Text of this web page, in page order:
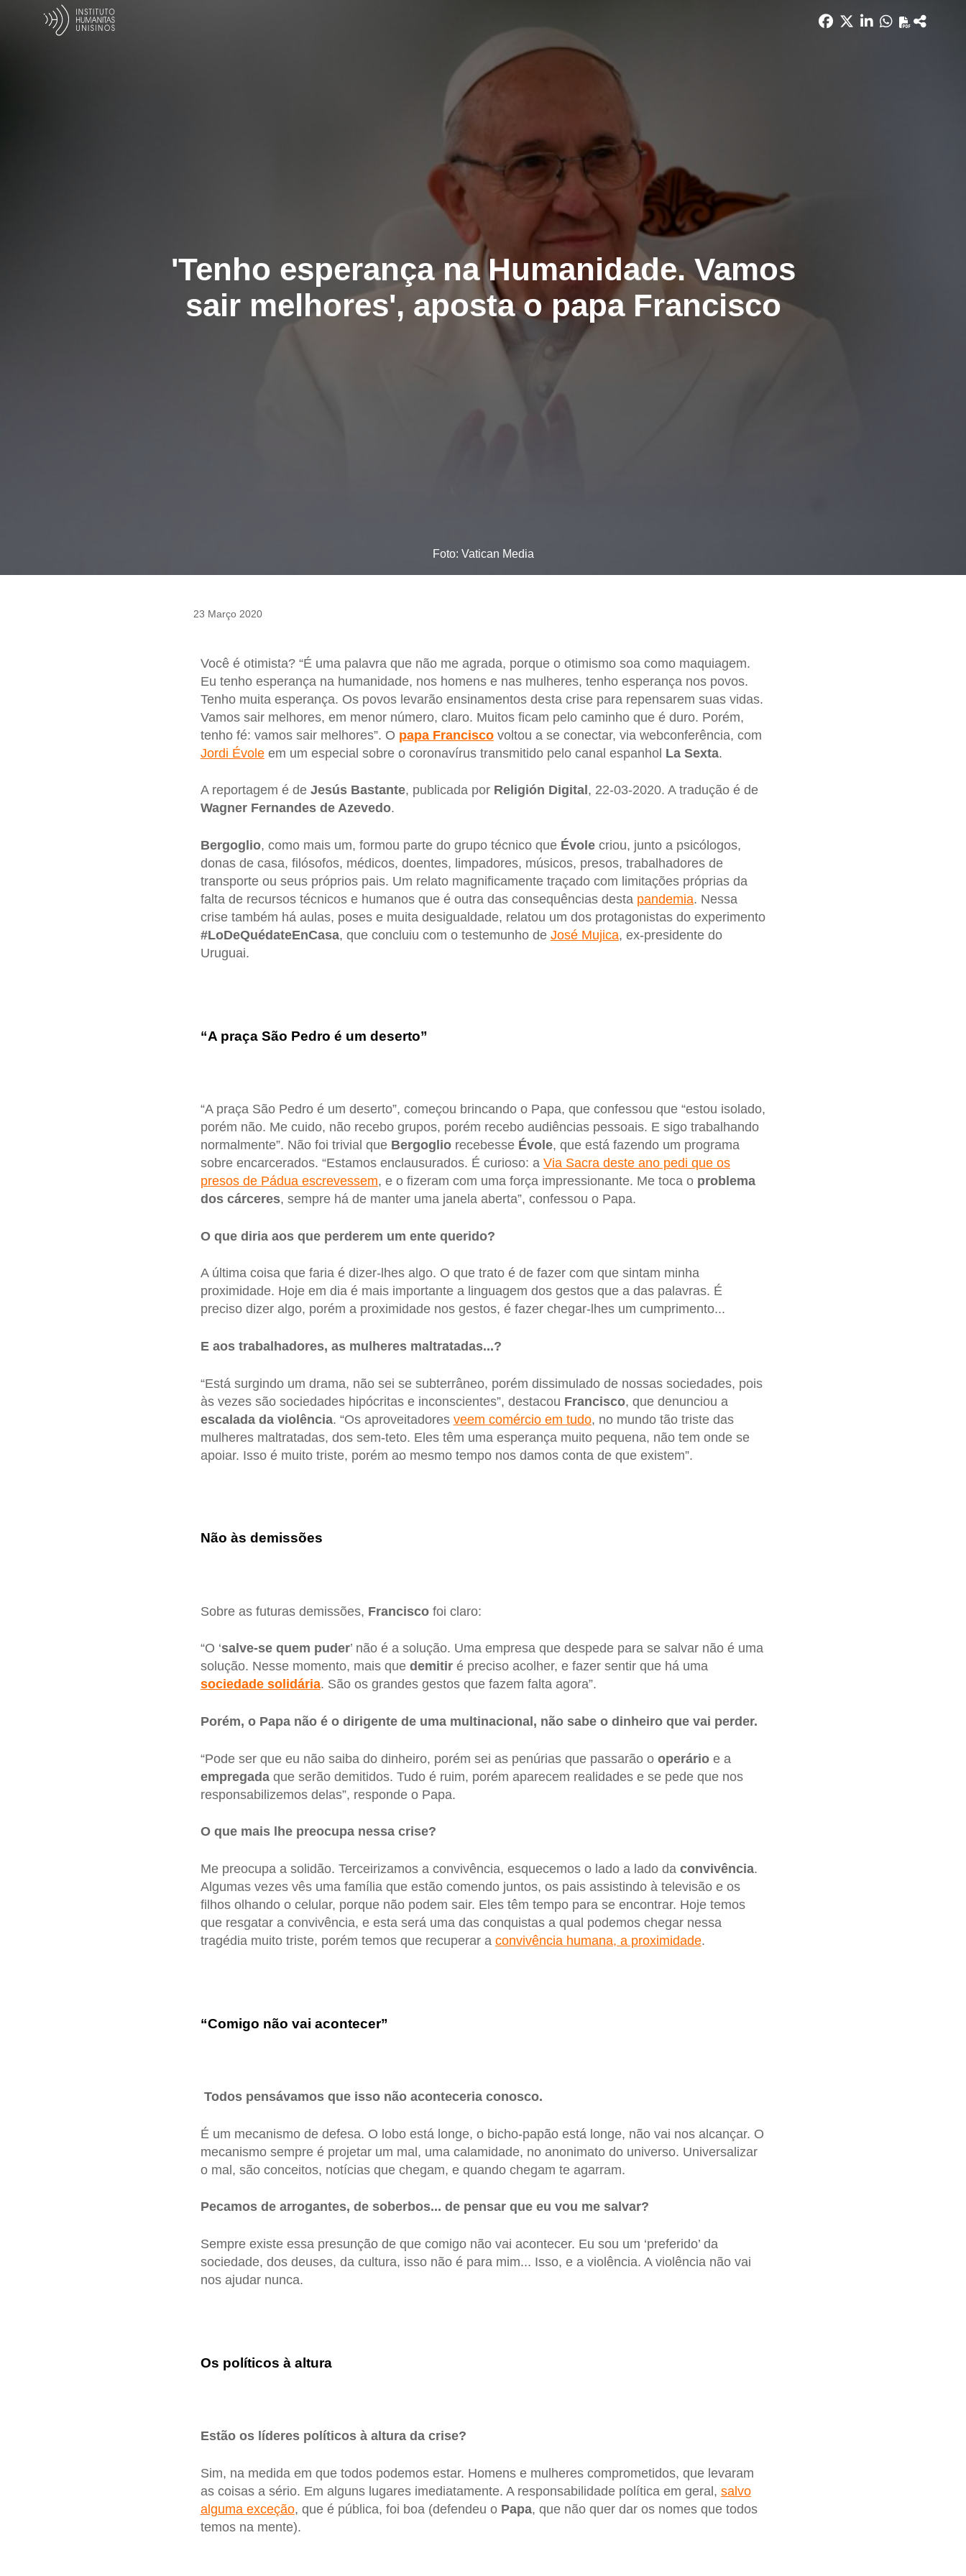
'Tenho esperança na Humanidade. Vamos
sair melhores', aposta o papa Francisco
Foto: Vatican Media
23 Março 2020
Você é otimista? “É uma palavra que não me agrada, porque o otimismo soa como maquiagem.
Eu tenho esperança na humanidade, nos homens e nas mulheres, tenho esperança nos povos.
Tenho muita esperança. Os povos levarão ensinamentos desta crise para repensarem suas vidas.
Vamos sair melhores, em menor número, claro. Muitos ficam pelo caminho que é duro. Porém,
tenho fé: vamos sair melhores”. O papa Franciscovoltou a se conectar, via webconferência, com
Jordi Évoleem um especial sobre o coronavírus transmitido pelo canal espanhol La Sexta.
A reportagem é de Jesús Bastante, publicada por Religión Digital , 22-03-2020. A tradução é de
Wagner Fernandes de Azevedo.
Bergoglio, como mais um, formou parte do grupo técnico que Évolecriou, junto a psicólogos,
donas de casa, filósofos, médicos, doentes, limpadores, músicos, presos, trabalhadores de
transporte ou seus próprios pais. Um relato magnificamente traçado com limitações próprias da
falta de recursos técnicos e humanos que é outra das consequências desta pandemia. Nessa
crise também há aulas, poses e muita desigualdade, relatou um dos protagonistas do experimento
#LoDeQuédateEnCasa, que concluiu com o testemunho de José Mujica, ex-presidente do
Uruguai.
“A praça São Pedro é um deserto”
“A praça São Pedro é um deserto”, começou brincando o Papa, que confessou que “estou isolado,
porém não. Me cuido, não recebo grupos, porém recebo audiências pessoais. E sigo trabalhando
normalmente”. Não foi trivial que Bergogliorecebesse Évole, que está fazendo um programa
sobre encarcerados. “Estamos enclausurados. É curioso: a Via Sacra deste ano pedi que os
presos de Pádua escrevessem, e o fizeram com uma força impressionante. Me toca o problema
dos cárceres, sempre há de manter uma janela aberta”, confessou o Papa.
O que diria aos que perderem um ente querido?
A última coisa que faria é dizer-lhes algo. O que trato é de fazer com que sintam minha
proximidade. Hoje em dia é mais importante a linguagem dos gestos que a das palavras. É
preciso dizer algo, porém a proximidade nos gestos, é fazer chegar-lhes um cumprimento...
E aos trabalhadores, as mulheres maltratadas...?
“Está surgindo um drama, não sei se subterrâneo, porém dissimulado de nossas sociedades, pois
às vezes são sociedades hipócritas e inconscientes”, destacou Francisco, que denunciou a
escalada da violência. “Os aproveitadores veem comércio em tudo, no mundo tão triste das
mulheres maltratadas, dos sem-teto. Eles têm uma esperança muito pequena, não tem onde se
apoiar. Isso é muito triste, porém ao mesmo tempo nos damos conta de que existem”.
Não às demissões
Sobre as futuras demissões, Franciscofoi claro:
“O ‘salve-se quem puder’ não é a solução. Uma empresa que despede para se salvar não é uma
solução. Nesse momento, mais que demitir é preciso acolher, e fazer sentir que há uma
sociedade solidária. São os grandes gestos que fazem falta agora”.
Porém, o Papa não é o dirigente de uma multinacional, não sabe o dinheiro que vai perder.
“Pode ser que eu não saiba do dinheiro, porém sei as penúrias que passarão o operárioe a
empregadaque serão demitidos. Tudo é ruim, porém aparecem realidades e se pede que nos
responsabilizemos delas”, responde o Papa.
O que mais lhe preocupa nessa crise?
Me preocupa a solidão. Terceirizamos a convivência, esquecemos o lado a lado da convivência.
Algumas vezes vês uma família que estão comendo juntos, os pais assistindo à televisão e os
filhos olhando o celular, porque não podem sair. Eles têm tempo para se encontrar. Hoje temos
que resgatar a convivência, e esta será uma das conquistas a qual podemos chegar nessa
tragédia muito triste, porém temos que recuperar a convivência humana, a proximidade.
“Comigo não vai acontecer”
Todos pensávamos que isso não aconteceria conosco.
É um mecanismo de defesa. O lobo está longe, o bicho-papão está longe, não vai nos alcançar. O
mecanismo sempre é projetar um mal, uma calamidade, no anonimato do universo. Universalizar
o mal, são conceitos, notícias que chegam, e quando chegam te agarram.
Pecamos de arrogantes, de soberbos... de pensar que eu vou me salvar?
Sempre existe essa presunção de que comigo não vai acontecer. Eu sou um ‘preferido’ da
sociedade, dos deuses, da cultura, isso não é para mim... Isso, e a violência. A violência não vai
nos ajudar nunca.
Os políticos à altura
Estão os líderes políticos à altura da crise?
Sim, na medida em que todos podemos estar. Homens e mulheres comprometidos, que levaram
as coisas a sério. Em alguns lugares imediatamente. A responsabilidade política em geral, salvo
alguma exceção, que é pública, foi boa (defendeu o Papa, que não quer dar os nomes que todos
temos na mente).